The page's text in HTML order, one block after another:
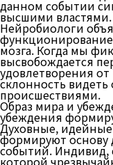
данном событии
высшими властями.
Нейробиологи
мозга. Когда мы
высвобождается
удовлетворения
склонность
происшествиями.
Образ мира и
убеждения
Духовные, идейные
формируют основу
событий. Индивид,
которой